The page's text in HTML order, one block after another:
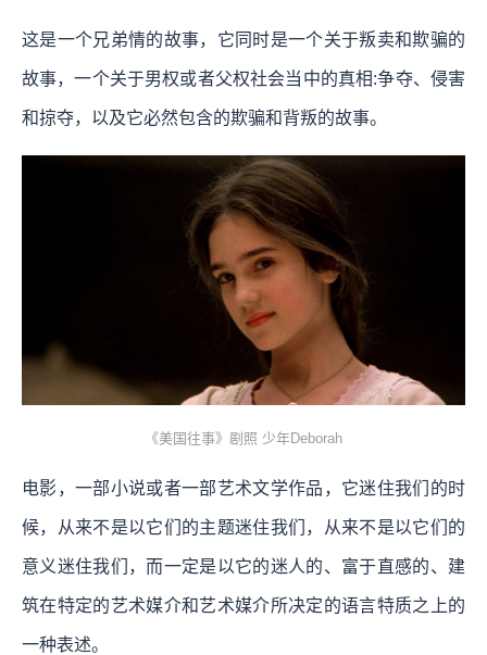
这是一个兄弟情的故事，它同时是一个关于叛卖和欺骗的
故事，一个关于男权或者父权社会当中的真相:争夺、侵害
和掠夺，以及它必然包含的欺骗和背叛的故事。
《美国往事》剧照 少年Deborah
电影，一部小说或者一部艺术文学作品，它迷住我们的时
候，从来不是以它们的主题迷住我们，从来不是以它们的
意义迷住我们，而一定是以它的迷人的、富于直感的、建
筑在特定的艺术媒介和艺术媒介所决定的语言特质之上的
一种表述。